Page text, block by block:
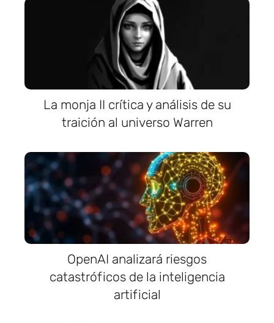
La monja II crítica y análisis de su
traición al universo Warren
OpenAI analizará riesgos
catastróficos de la inteligencia
artificial